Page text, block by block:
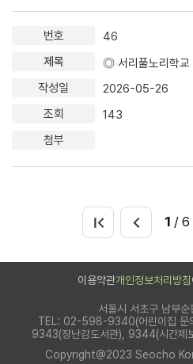
46
2026-05-26
143
1 / 6
이용약관개인정보처리방침
서울시 서초구 남부
TEL: 02-598-9340(어린이집 문
9343(장난감도서관), 9344(시간제
Copyright@2023 Seocho